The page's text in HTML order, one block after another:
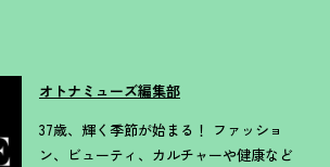
オトナミューズ編集部
37歳、輝く季節が始まる！ ファッショ
ン、ビューティ、カルチャーや健康など